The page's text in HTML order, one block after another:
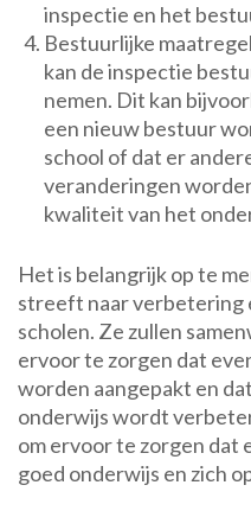
inspectie en het
Bestuurlijke
kan de inspectie
nemen. Dit kan
een nieuw bestuur
school of dat er
veranderingen
kwaliteit van het
Het is belangrijk op te
streeft naar verbetering
scholen. Ze zullen
ervoor te zorgen dat
worden aangepakt en
onderwijs wordt
om ervoor te zorgen dat
goed onderwijs en zich